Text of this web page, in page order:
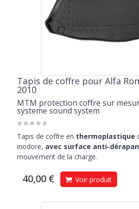
Tapis de coffre pour Alfa
2010
MTM protection coffre sur
systeme sound system
Tapis de coffre en thermoplastique
inodore, avec surface anti-
mouvement de la charge.
40,00 € Voir produit